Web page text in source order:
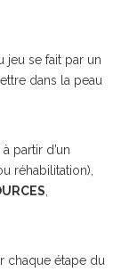
jeu se fait par un
dans la peau
à partir d’un
réhabilitation),
chaque étape du